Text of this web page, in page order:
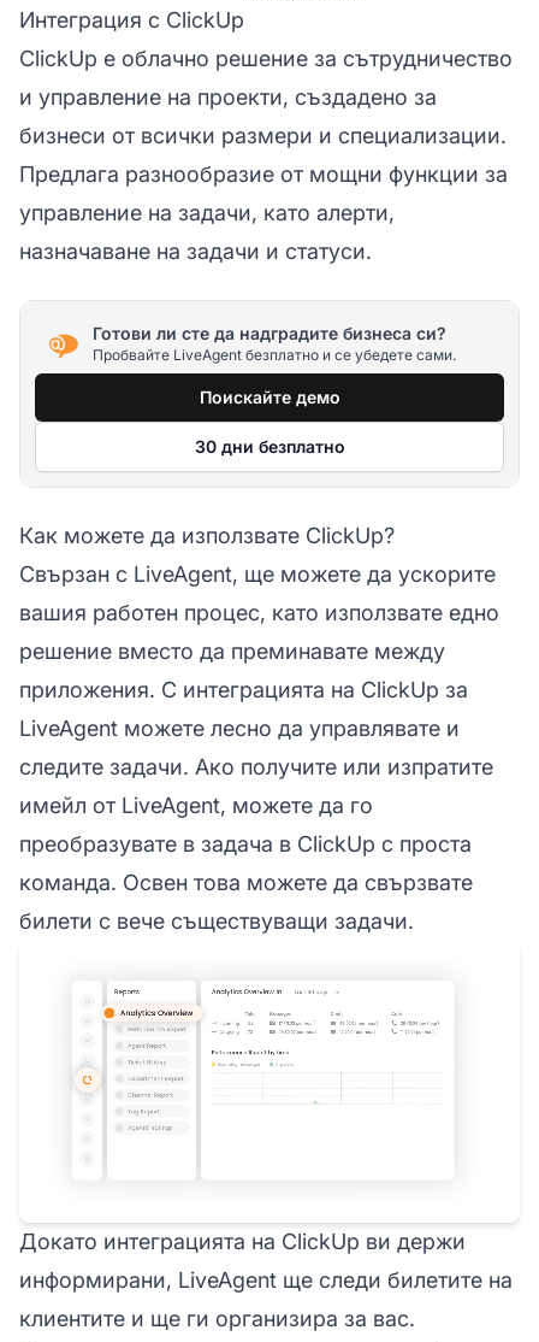
Интеграция с ClickUp
ClickUp е облачно решение за сътрудничество
и управление на проекти, създадено за
бизнеси от всички размери и специализации.
Предлага разнообразие от мощни функции за
управление на задачи, като алерти,
назначаване на задачи и статуси.
Готови ли сте да надградите бизнеса си?
Пробвайте LiveAgent безплатно и се убедете сами.
Поискайте демо
30 дни безплатно
Как можете да използвате ClickUp?
Свързан с LiveAgent, ще можете да ускорите
вашия работен процес, като използвате едно
решение вместо да преминавате между
приложения. С интеграцията на ClickUp за
LiveAgent можете лесно да управлявате и
следите задачи. Ако получите или изпратите
имейл от LiveAgent, можете да го
преобразувате в задача в ClickUp с проста
команда. Освен това можете да свързвате
билети с вече съществуващи задачи.
Докато интеграцията на ClickUp ви держи
информирани, LiveAgent ще следи билетите на
клиентите и ще ги организира за вас.